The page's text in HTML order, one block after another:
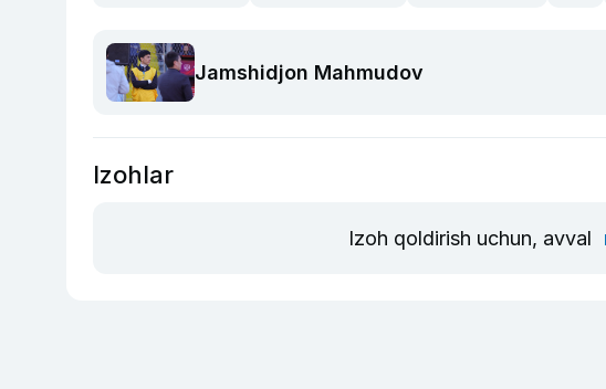
Jamshidjon Mahmudov
Izohlar
Izoh qoldirish uchun, avval